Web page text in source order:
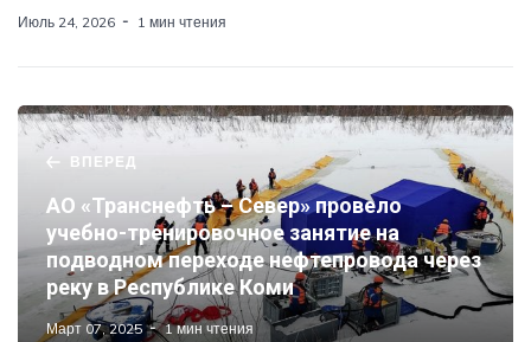
Июль 24, 2026 1 мин чтения
ВПЕРЕД
АО «Транснефть – Север» провело
учебно-тренировочное занятие на
подводном переходе нефтепровода через
реку в Республике Коми
Март 07, 2025 1 мин чтения